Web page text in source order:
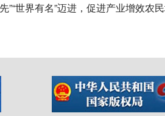
”“世界有名”迈进，促进产业增效农